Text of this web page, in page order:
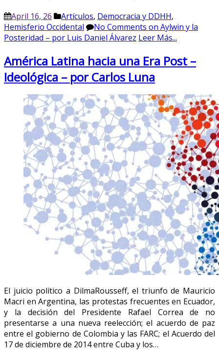
April 16, 26 Artículos, Democracia y DDHH,
Hemisferio Occidental
No Comments on Aylwin y la
Posteridad – por Luis Daniel Álvarez Leer Más...
América Latina hacia una Era Post –
Ideológica – por Carlos Luna
El juicio político a DilmaRousseff, el triunfo de Mauricio
Macri en Argentina, las protestas frecuentes en Ecuador,
y la decisión del Presidente Rafael Correa de no
presentarse a una nueva reelección; el acuerdo de paz
entre el gobierno de Colombia y las FARC; el Acuerdo del
17 de diciembre de 2014 entre Cuba y los…